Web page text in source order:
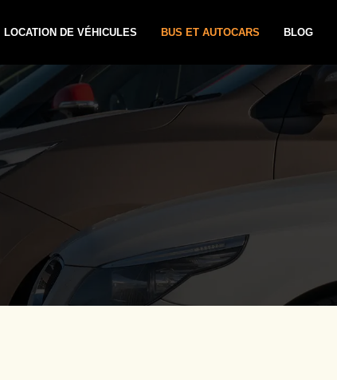
LOCATION DE VÉHICULES BUS ET AUTOCARS BLOG